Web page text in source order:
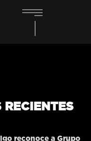
RECIENTES
reconoce a Grupo